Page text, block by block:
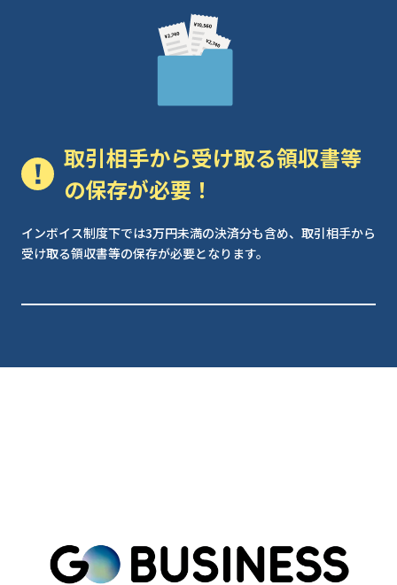
取引相手から受け取る領収書等
の保存が必要！
インボイス制度下では3万円未満の決済分も含め、取引相手から
受け取る領収書等の保存が必要となります。